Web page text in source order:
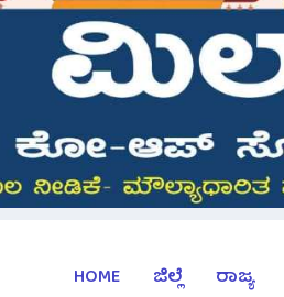
HOME ಜಿಲ್ಲೆ ರಾಜ್ಯ